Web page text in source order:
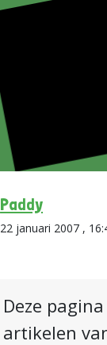
Paddy
22 januari 2007 ,
Deze
artikelen